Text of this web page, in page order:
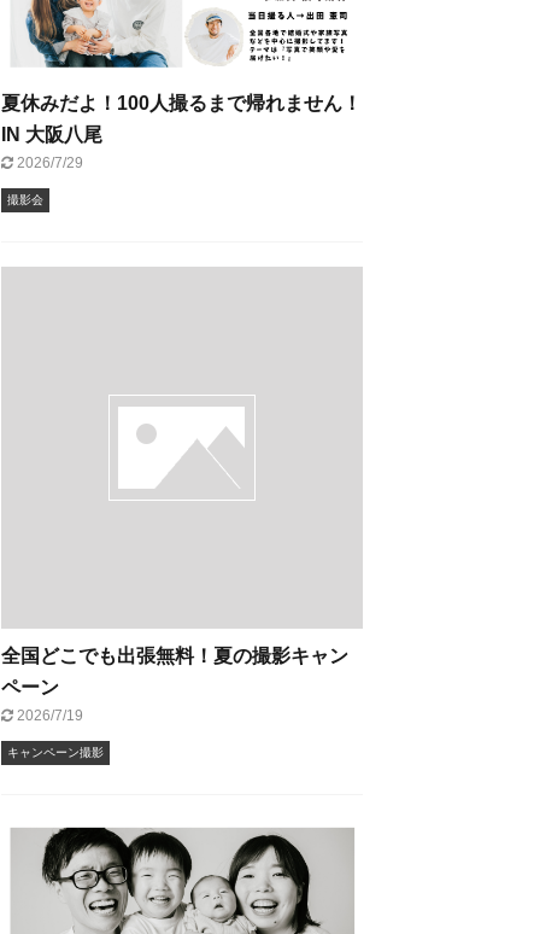
夏休みだよ！100人撮るまで帰れません！
IN 大阪八尾
2026/7/29
撮影会
全国どこでも出張無料！夏の撮影キャン
ペーン
2026/7/19
キャンペーン撮影